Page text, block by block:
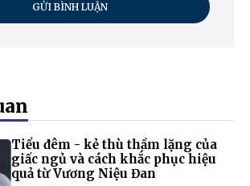
GỬI BÌNH LUẬN
Tiểu đêm - kẻ thù thầm lặng của
giấc ngủ và cách khắc phục hiệu
quả từ Vương Niệu Đan